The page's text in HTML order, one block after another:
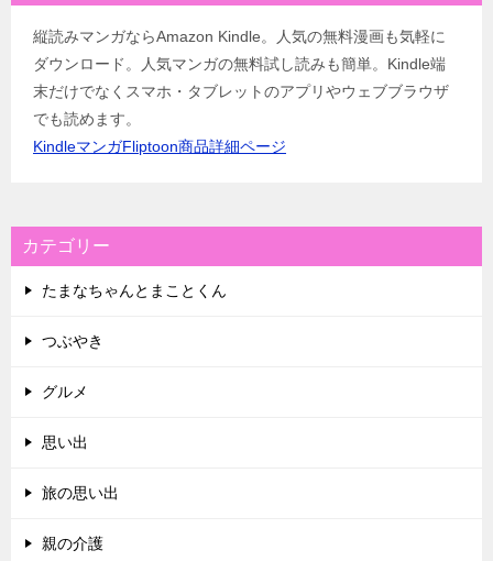
縦読みマンガならAmazon Kindle。人気の無料漫画も気軽に
ダウンロード。人気マンガの無料試し読みも簡単。Kindle端
末だけでなくスマホ・タブレットのアプリやウェブブラウザ
でも読めます。
KindleマンガFliptoon商品詳細ページ
カテゴリー
たまなちゃんとまことくん
つぶやき
グルメ
思い出
旅の思い出
親の介護